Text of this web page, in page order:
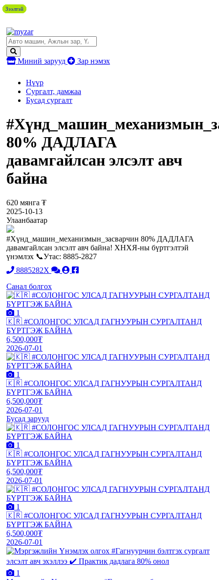
Миний зарууд Зар нэмэх
Нүүр
Сургалт, дамжаа
Бусад сургалт
80% ДАДЛАГА
давамгайлсан элсэлт авч
байна
620 мянга ₮
2025-10-13
Улаанбаатар
#Хүнд_машин_механизмын_засварчин 80% ДАДЛАГА
давамгайлсан элсэлт авч байна! ХНХЯ-ны бүртгэлтэй
үнэмлэх 📞Утас: 8885-2827
8885282X
Санал болгох
Зээлтэй
1
🇰🇷 #СОЛОНГОС УЛСАД ГАГНУУРЫН СУРГАЛТАНД
БҮРТГЭЖ БАЙНА
6,500,000₮
2026-07-01
Зээлтэй
1
🇰🇷 #СОЛОНГОС УЛСАД ГАГНУУРЫН СУРГАЛТАНД
БҮРТГЭЖ БАЙНА
6,500,000₮
2026-07-01
Бусад зарууд
Зээлтэй
1
🇰🇷 #СОЛОНГОС УЛСАД ГАГНУУРЫН СУРГАЛТАНД
БҮРТГЭЖ БАЙНА
6,500,000₮
2026-07-01
Зээлтэй
1
🇰🇷 #СОЛОНГОС УЛСАД ГАГНУУРЫН СУРГАЛТАНД
БҮРТГЭЖ БАЙНА
6,500,000₮
2026-07-01
1